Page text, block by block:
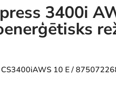
3400i
10 E /